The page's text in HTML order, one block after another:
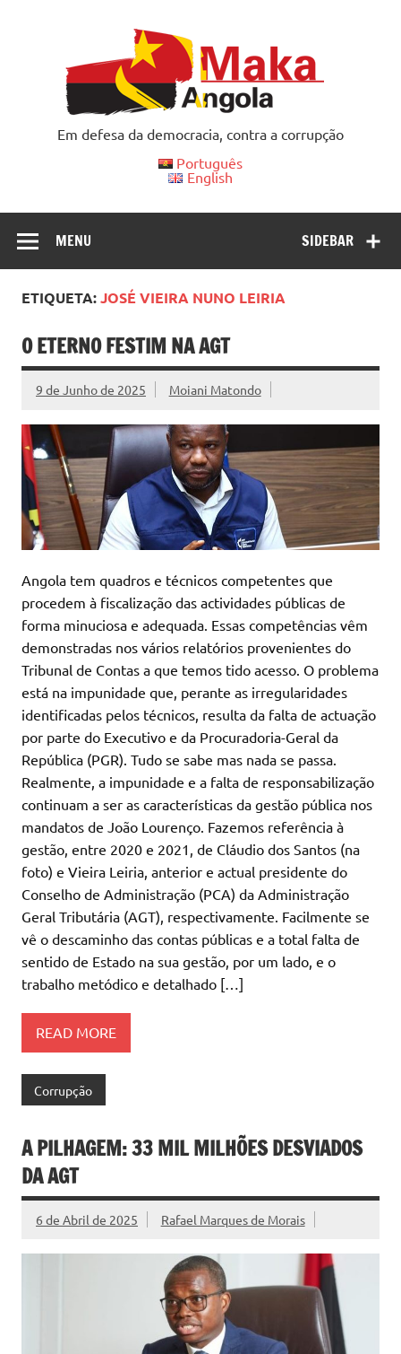
Em defesa da democracia, contra a corrupção
Português
English
SIDEBAR
MENU
ETIQUETA:JOSÉ VIEIRA NUNO LEIRIA
O ETERNO FESTIM NA AGT
9 de Junho de 2025 Moiani Matondo
Angola tem quadros e técnicos competentes que
procedem à fiscalização das actividades públicas de
forma minuciosa e adequada. Essas competências vêm
demonstradas nos vários relatórios provenientes do
Tribunal de Contas a que temos tido acesso. O problema
está na impunidade que, perante as irregularidades
identificadas pelos técnicos, resulta da falta de actuação
por parte do Executivo e da Procuradoria-Geral da
República (PGR). Tudo se sabe mas nada se passa.
Realmente, a impunidade e a falta de responsabilização
continuam a ser as características da gestão pública nos
mandatos de João Lourenço. Fazemos referência à
gestão, entre 2020 e 2021, de Cláudio dos Santos (na
foto) e Vieira Leiria, anterior e actual presidente do
Conselho de Administração (PCA) da Administração
Geral Tributária (AGT), respectivamente. Facilmente se
vê o descaminho das contas públicas e a total falta de
sentido de Estado na sua gestão, por um lado, e o
trabalho metódico e detalhado […]
READ MORE
Corrupção
A PILHAGEM: 33 MIL MILHÕES DESVIADOS
DA AGT
6 de Abril de 2025 Rafael Marques de Morais